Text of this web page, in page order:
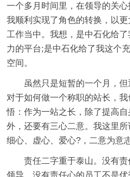
一个多月时间里，在领导的关心
我顺利实现了角色的转换，以
工作当中。我想，是中石化给
力的平台;是中石化给了我这个
空间。
虽然只是短暂的一个月，
对于如何做一个称职的站长，
悟：作为一站之长，除了提高
外，还要有三心二意。我这里所
细心、虚心、爱心?，二意为意
责任二字重于泰山。没有